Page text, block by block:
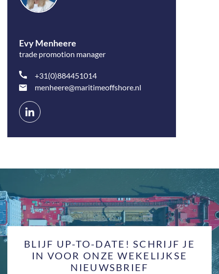
Evy Menheere
trade promotion manager
+31(0)884451014
menheere@maritimeoffshore.nl
Connect
op
BLIJF UP-TO-DATE! SCHRIJF JE
IN VOOR ONZE WEKELIJKSE
NIEUWSBRIEF